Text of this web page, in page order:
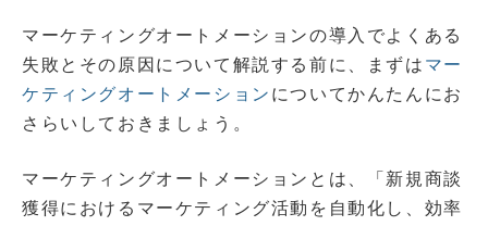
マーケティングオートメーションの導入でよくある
失敗とその原因について解説する前に、まずは マー
ケティングオートメーション についてかんたんにお
さらいしておきましょう。
マーケティングオートメーションとは、「新規商談
獲得におけるマーケティング活動を自動化し、効率